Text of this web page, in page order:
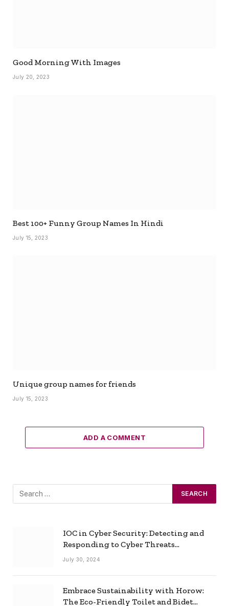
Good Morning With Images
July 20, 2023
Best 100+ Funny Group Names In Hindi
July 15, 2023
Unique group names for friends
July 15, 2023
ADD A COMMENT
IOC in Cyber Security: Detecting and
Responding to Cyber Threats
Effectively
July 30, 2024
Embrace Sustainability with Horow:
The Eco-Friendly Toilet and Bidet